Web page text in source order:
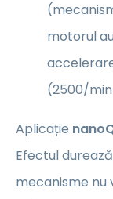
motorul
(2500/
Aplicație
Efectul
mecanisme nu